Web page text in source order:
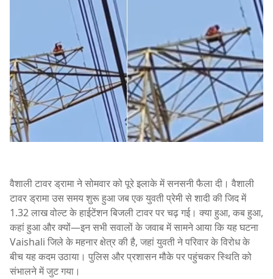
वैशाली टावर ड्रामा ने सोमवार को पूरे इलाके में सनसनी फैला दी। वैशाली
टावर ड्रामा उस समय शुरू हुआ जब एक युवती प्रेमी से शादी की जिद में
1.32 लाख वोल्ट के हाईटेंशन बिजली टावर पर चढ़ गई। क्या हुआ, कब हुआ,
कहां हुआ और क्यों—इन सभी सवालों के जवाब में सामने आया कि यह घटना
Vaishali जिले के महनार क्षेत्र की है, जहां युवती ने परिवार के विरोध के
बीच यह कदम उठाया। पुलिस और प्रशासन मौके पर पहुंचकर स्थिति को
संभालने में जुट गया।